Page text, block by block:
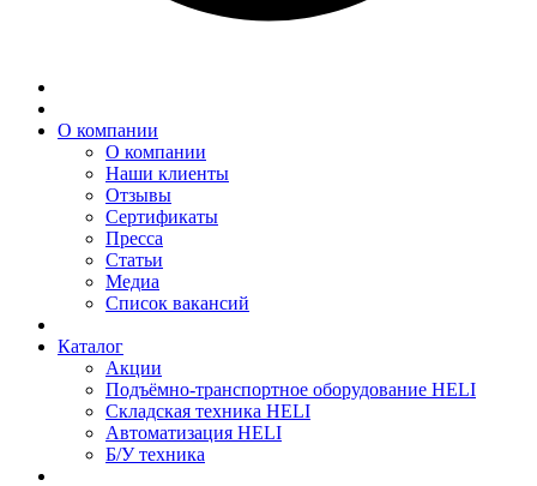
О компании
О компании
Наши клиенты
Отзывы
Сертификаты
Пресса
Статьи
Медиа
Список вакансий
Каталог
Акции
Подъёмно-транспортное оборудование HELI
Складская техника HELI
Автоматизация HELI
Б/У техника